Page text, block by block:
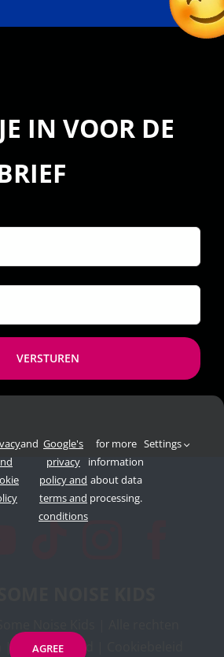
IN VOOR DE
NOISE KIDS
|
Privacybeleid
and Google's
privacy
policy and
terms and
conditions
for more
information
about data
processing.
Settings
AGREE